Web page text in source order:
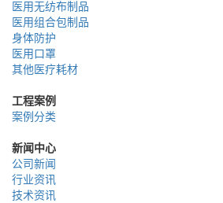
医用无纺布制品
医用组合包制品
身体防护
医用口罩
其他医疗耗材
工程案例
案例分类
新闻中心
公司新闻
行业资讯
技术资讯